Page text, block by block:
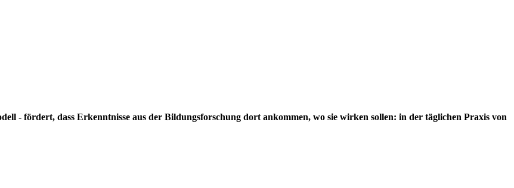
- fördert, dass Erkenntnisse aus der Bildungsforschung dort ankommen, wo sie wirken sollen: in der täglichen Praxis von